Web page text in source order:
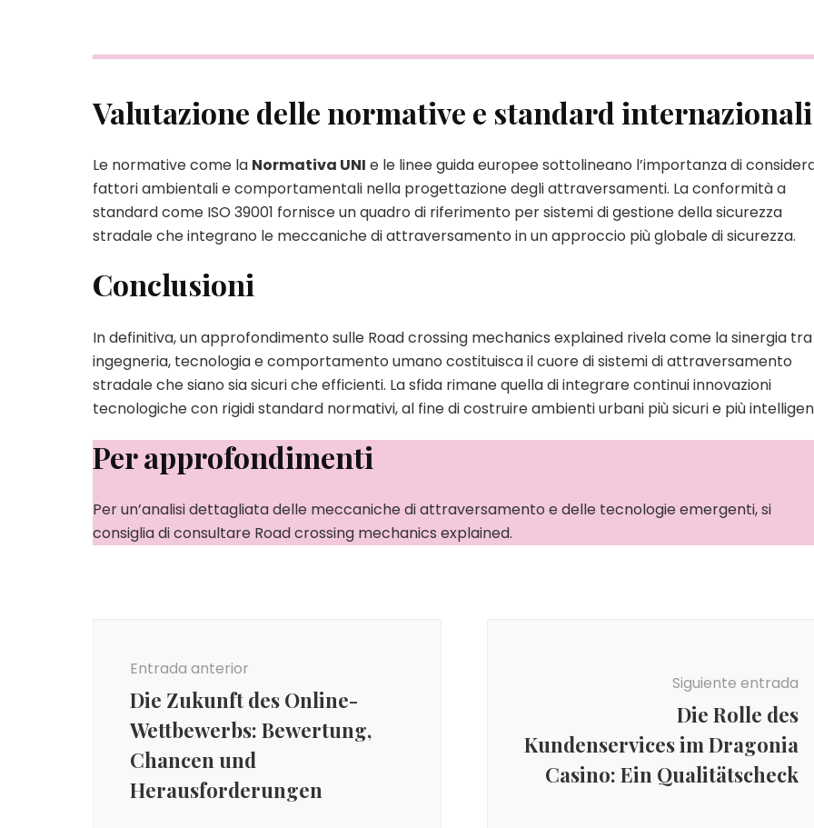
Valutazione delle normative e standard internazionali
Le normative come la Normativa UNI e le linee guida europee sottolineano l’importanza di
fattori ambientali e comportamentali nella progettazione degli attraversamenti. La conformità a
standard come ISO 39001 fornisce un quadro di riferimento per sistemi di gestione della sicurezza
stradale che integrano le meccaniche di attraversamento in un approccio più globale di sicurezza.
Conclusioni
In definitiva, un approfondimento sulle Road crossing mechanics explained rivela come la sinergia tra
ingegneria, tecnologia e comportamento umano costituisca il cuore di sistemi di attraversamento
stradale che siano sia sicuri che efficienti. La sfida rimane quella di integrare continui innovazioni
tecnologiche con rigidi standard normativi, al fine di costruire ambienti urbani più sicuri e più
Per approfondimenti
Per un’analisi dettagliata delle meccaniche di attraversamento e delle tecnologie emergenti, si
consiglia di consultare Road crossing mechanics explained.
entradas
Entrada anterior
Die Zukunft des Online-
Wettbewerbs: Bewertung,
Chancen und
Herausforderungen
Siguiente entrada
Die Rolle des
Kundenservices im Dragonia
Casino: Ein Qualitätscheck